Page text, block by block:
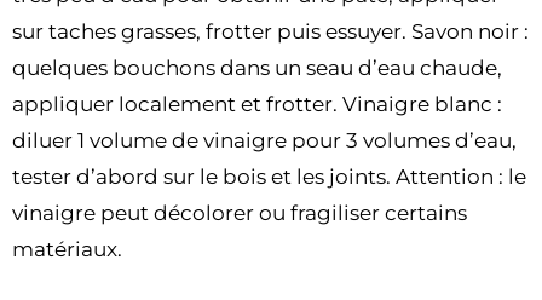
sur taches grasses, frotter puis essuyer. Savon noir :
quelques bouchons dans un seau d’eau chaude,
appliquer localement et frotter. Vinaigre blanc :
diluer 1 volume de vinaigre pour 3 volumes d’eau,
tester d’abord sur le bois et les joints. Attention : le
vinaigre peut décolorer ou fragiliser certains
matériaux.